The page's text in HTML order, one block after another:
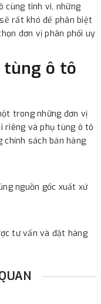
cùng tinh vi, những
rất khó để phân biệt
đơn vị phân phối uy
tùng ô tô
trong những đơn vị
riêng và phụ tùng ô tô
chính sách bán hàng
nguồn gốc xuất xứ
tư vấn và đặt hàng